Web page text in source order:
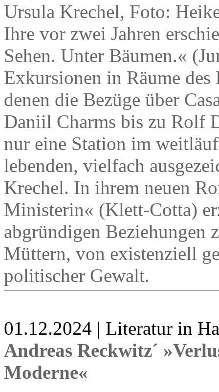
Ursula Krechel, Foto:
Ihre vor zwei Jahren
Sehen. Unter Bäumen.«
Exkursionen in Räume des
denen die Bezüge über
Daniil Charms bis zu Rolf
nur eine Station im
lebenden, vielfach
Krechel. In ihrem neuen
Ministerin« (Klett-Cotta)
abgründigen Beziehungen
Müttern, von existenziell
politischer Gewalt.
01.12.2024 | Literatur in
Andreas Reckwitz´
Moderne«